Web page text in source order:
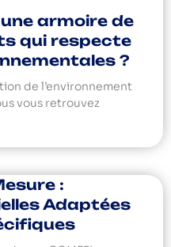
armoire de
qui respecte
?
de l’environnement
vous retrouvez
:
Adaptées